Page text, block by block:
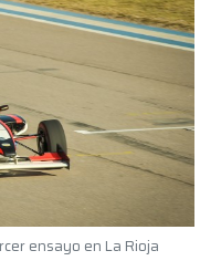
ensayo en La Rioja